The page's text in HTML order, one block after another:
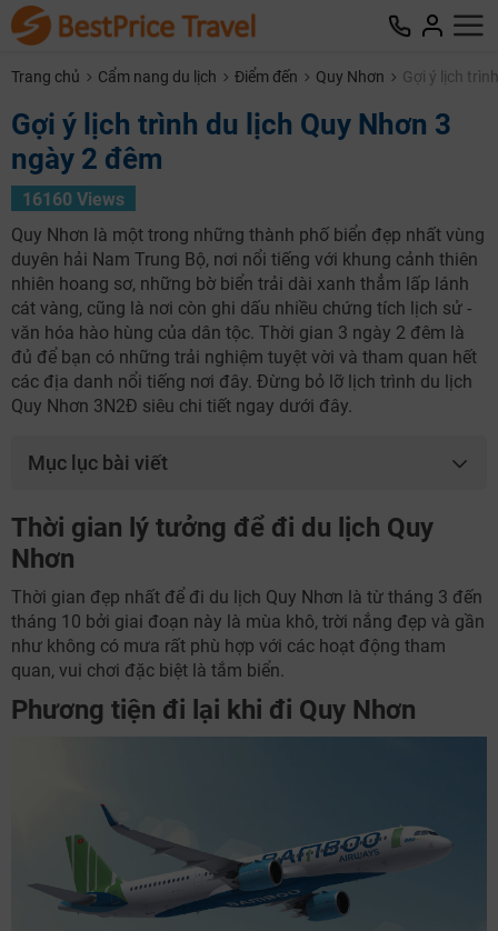
Trang chủ Cẩm nang du lịch Điểm đến Quy Nhơn Gợi ý lịch
Gợi ý lịch trình du lịch Quy Nhơn 3
ngày 2 đêm
16160 Views
Quy Nhơn là một trong những thành phố biển đẹp nhất vùng
duyên hải Nam Trung Bộ, nơi nổi tiếng với khung cảnh thiên
nhiên hoang sơ, những bờ biển trải dài xanh thẳm lấp lánh
cát vàng, cũng là nơi còn ghi dấu nhiều chứng tích lịch sử -
văn hóa hào hùng của dân tộc. Thời gian 3 ngày 2 đêm là
đủ để bạn có những trải nghiệm tuyệt vời và tham quan hết
các địa danh nổi tiếng nơi đây. Đừng bỏ lỡ lịch trình du lịch
Quy Nhơn 3N2Đ siêu chi tiết ngay dưới đây.
Mục lục bài viết
Thời gian lý tưởng để đi du lịch Quy
Nhơn
Thời gian đẹp nhất để đi du lịch Quy Nhơn là từ tháng 3 đến
tháng 10 bởi giai đoạn này là mùa khô, trời nắng đẹp và gần
như không có mưa rất phù hợp với các hoạt động tham
quan, vui chơi đặc biệt là tắm biển.
Phương tiện đi lại khi đi Quy Nhơn